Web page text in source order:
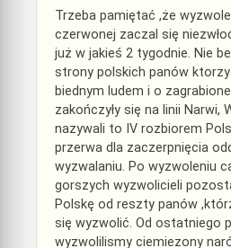
Trzeba pamiętać ,że
czerwonej zaczal się
już w jakieś 2 tygodnie. Nie
strony polskich panów ktorzy
biednym ludem i o
zakończyły się na linii Narwi,
nazywali to IV rozbiorem
przerwa dla zaczerpnięcia
wyzwalaniu. Po wyzwoleniu
gorszych wyzwolicieli
Polskę od reszty panów
się wyzwolić. Od ostatniego
wyzwolilismy ciemiezony